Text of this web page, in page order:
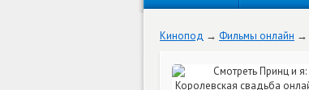
Кинопод Фильмы онлайн